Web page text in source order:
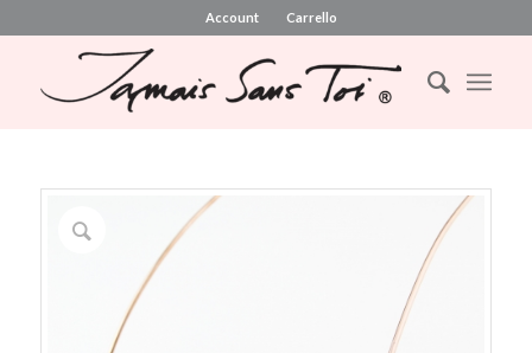
Account Carrello